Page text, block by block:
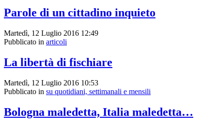
Parole di un cittadino inquieto
Martedì, 12 Luglio 2016 12:49
Pubblicato in articoli
La libertà di fischiare
Martedì, 12 Luglio 2016 10:53
Pubblicato in su quotidiani, settimanali e mensili
Bologna maledetta, Italia maledetta…